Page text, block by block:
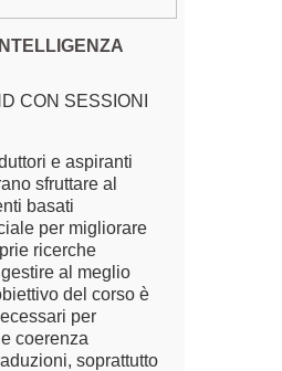
CON SESSIONI
e aspiranti
sfruttare al
basati
per migliorare
ricerche
al meglio
del corso è
per
coerenza
soprattutto